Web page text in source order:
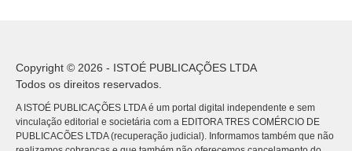
Copyright © 2026 - ISTOÉ PUBLICAÇÕES LTDA
Todos os direitos reservados.
A ISTOÉ PUBLICAÇÕES LTDA é um portal digital independente e sem
vinculação editorial e societária com a EDITORA TRES COMÉRCIO DE
PUBLICACÕES LTDA (recuperação judicial). Informamos também que não